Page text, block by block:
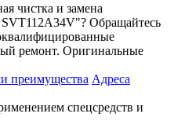
чистка и замена
SVT112A34V"? Обращайтесь
ремонт. Оригинальные
преимущества Адреса
спецсредств и